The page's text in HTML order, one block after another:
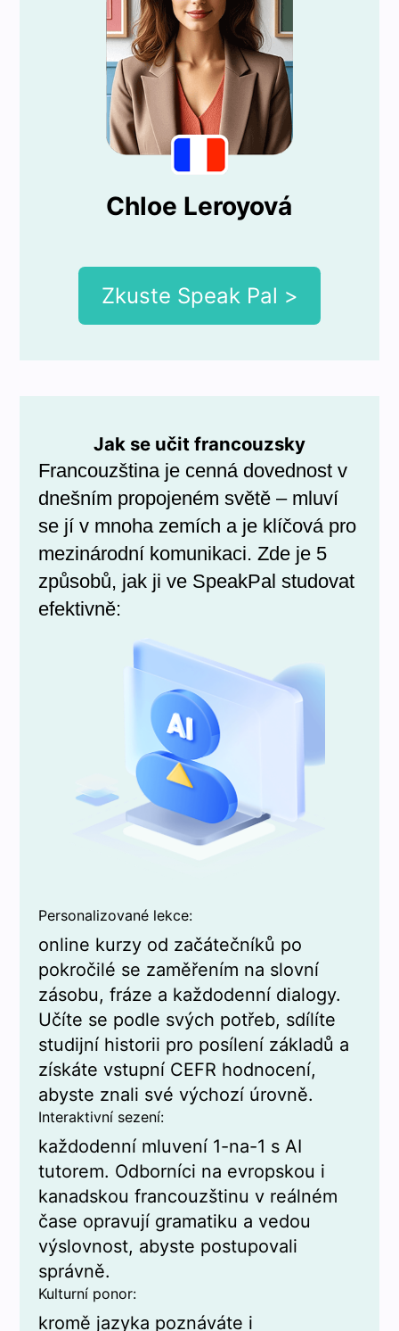
Chloe Leroyová
Zkuste Speak Pal >
Jak se učit francouzsky
Francouzština je cenná dovednost v
dnešním propojeném světě – mluví
se jí v mnoha zemích a je klíčová pro
mezinárodní komunikaci. Zde je 5
způsobů, jak ji ve SpeakPal studovat
efektivně:
Personalizované lekce:
online kurzy od začátečníků po
pokročilé se zaměřením na slovní
zásobu, fráze a každodenní dialogy.
Učíte se podle svých potřeb, sdílíte
studijní historii pro posílení základů a
získáte vstupní CEFR hodnocení,
abyste znali své výchozí úrovně.
Interaktivní sezení:
každodenní mluvení 1-na-1 s AI
tutorem. Odborníci na evropskou i
kanadskou francouzštinu v reálném
čase opravují gramatiku a vedou
výslovnost, abyste postupovali
správně.
Kulturní ponor:
kromě jazyka poznáváte i